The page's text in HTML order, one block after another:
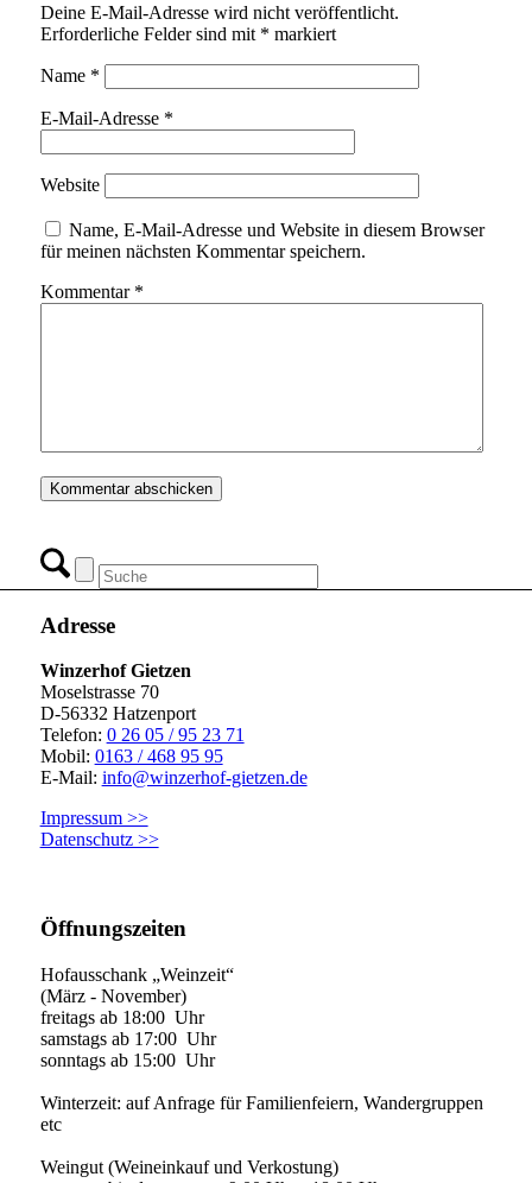
Deine E-Mail-Adresse wird nicht veröffentlicht.
Erforderliche Felder sind mit * markiert
Name *
E-Mail-Adresse *
Website
Name, E-Mail-Adresse und Website in diesem Browser
für meinen nächsten Kommentar speichern.
Kommentar *
Adresse
Winzerhof Gietzen
Moselstrasse 70
D-56332 Hatzenport
Telefon: 0 26 05 / 95 23 71
Mobil: 0163 / 468 95 95
E-Mail: info@winzerhof-gietzen.de
Impressum >>
Datenschutz >>
Öffnungszeiten
Hofausschank „Weinzeit“
(März - November)
freitags ab 18:00 Uhr
samstags ab 17:00 Uhr
sonntags ab 15:00 Uhr
Winterzeit: auf Anfrage für Familienfeiern, Wandergruppen
etc
Weingut (Weineinkauf und Verkostung)